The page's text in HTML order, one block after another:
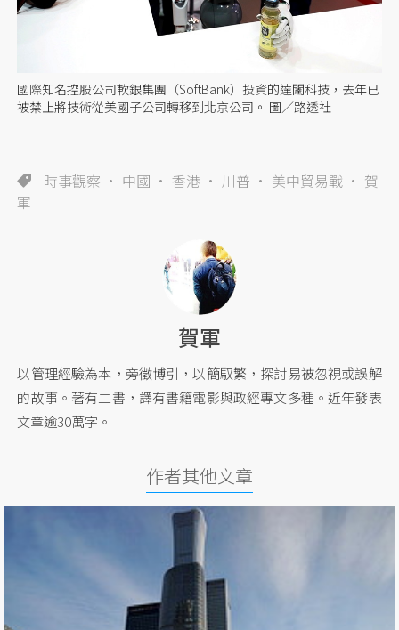
國際知名控股公司軟銀集團（SoftBank）投資的達闥科技，去年已
被禁止將技術從美國子公司轉移到北京公司。 圖／路透社
時事觀察 中國 香港 川普 美中貿易戰
賀
軍
賀軍
以管理經驗為本，旁徵博引，以簡馭繁，探討易被忽視或誤解
的故事。著有二書，譯有書籍電影與政經專文多種。近年發表
文章逾30萬字。
作者其他文章